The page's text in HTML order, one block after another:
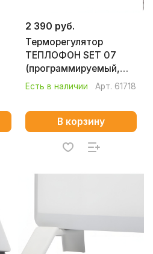
2 390 руб.
Терморегулятор
ТЕПЛОФОН SET 07
(программируемый,
сенсорный)
Есть в наличии Арт. 61718
В корзину